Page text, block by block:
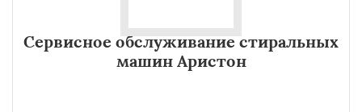
Сервисное обслуживание стиральных
машин Аристон